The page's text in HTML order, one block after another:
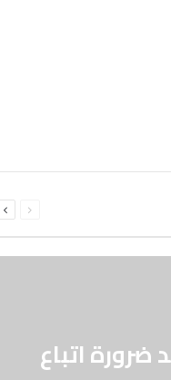
الصفحةالصفحة
ضرورة اتباع